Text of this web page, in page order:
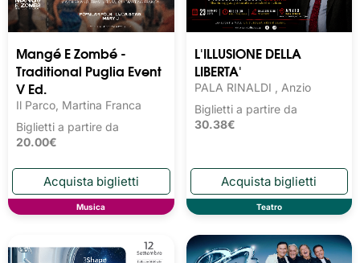
Mangé E Zombé -
Traditional Puglia Event
V Ed.
Il Parco, Martina Franca
Biglietti a partire da
20.00€
Musica
L'ILLUSIONE DELLA
LIBERTA'
PALA RINALDI , Anzio
Biglietti a partire da
30.38€
Teatro